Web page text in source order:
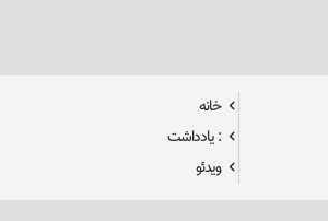
خانه
: یادداشت
ویدئو